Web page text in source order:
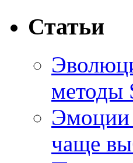
Статьи
методы
Эмоции
чаще